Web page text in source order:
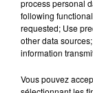
process personal
following
requested; Use
other data
information
Vous pouvez